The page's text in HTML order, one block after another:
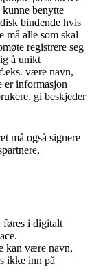
benytte
bindende hvis
må alle som skal
registrere seg
å unikt
være navn,
er informasjon
gi beskjeder
må også signere
føres i digitalt
kan være navn,
ikke inn på